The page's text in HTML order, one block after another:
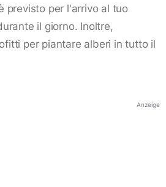
previsto per l'arrivo al tuo
il giorno. Inoltre,
per piantare alberi in tutto il
Anzeige